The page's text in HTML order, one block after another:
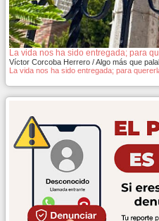
La vida nos ha sido entregada; para
Víctor Corcoba Herrero / Algo más que
La vida nos ha sido entregada; para